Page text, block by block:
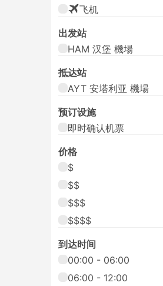
飞机
出发站
HAM 汉堡 機場
抵达站
AYT 安塔利亚 機場
预订设施
即时确认机票
价格
$
$$
$$$
$$$$
到达时间
00:00 - 06:00
06:00 - 12:00